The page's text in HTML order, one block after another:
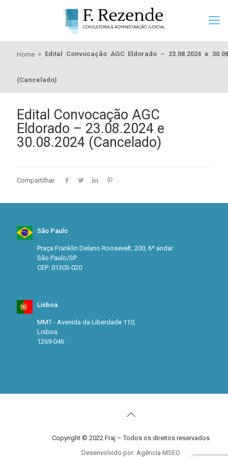
Home » Edital Convocação AGC Eldorado – 23.08.2024 e
(Cancelado)
Edital Convocação AGC
Eldorado – 23.08.2024 e
30.08.2024 (Cancelado)
Compartilhar
São Paulo
Praça Franklin Delano Roosevelt, 200, 6º andar
São Paulo/SP
CEP: 01303-020
Lisboa
MMT - Avenida da Liberdade 110,
Lisboa
1269-046
Copyright © 2022 Fraj – Todos os direitos reservados
Desenvolvido por: Agência MSEO